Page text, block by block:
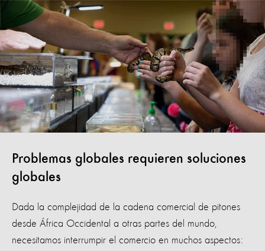
Problemas globales requieren soluciones
globales
Dada la complejidad de la cadena comercial de pitones
desde África Occidental a otras partes del mundo,
necesitamos interrumpir el comercio en muchos aspectos: